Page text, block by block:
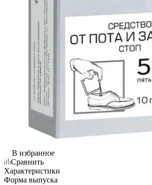
В избранное
Сравнить
Характеристики
Форма выпуска